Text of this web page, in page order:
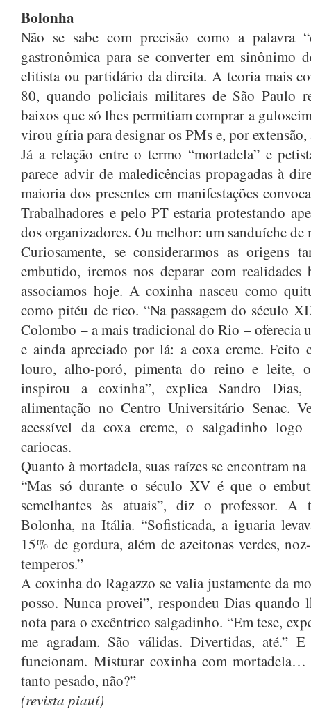
Bolonha
Não se sabe com precisão como a palavra
gastronômica para se converter em sinônimo
elitista ou partidário da direita. A teoria mais
80, quando policiais militares de São Paulo
baixos que só lhes permitiam comprar a
virou gíria para designar os PMs e, por
Já a relação entre o termo “mortadela” e
parece advir de maledicências propagadas à
maioria dos presentes em manifestações
Trabalhadores e pelo PT estaria protestando
dos organizadores. Ou melhor: um sanduíche de
Curiosamente, se considerarmos as origens
embutido, iremos nos deparar com
associamos hoje. A coxinha nasceu como
como pitéu de rico. “Na passagem do século
Colombo – a mais tradicional do Rio – oferecia
e ainda apreciado por lá: a coxa creme. Feito
louro, alho-poró, pimenta do reino e leite, o
inspirou a coxinha”, explica Sandro
alimentação no Centro Universitário Senac.
acessível da coxa creme, o salgadinho logo
cariocas.
Quanto à mortadela, suas raízes se encontram
“Mas só durante o século XV é que o
semelhantes às atuais”, diz o professor. A
Bolonha, na Itália. “Sofisticada, a iguaria
15% de gordura, além de azeitonas verdes,
temperos.”
A coxinha do Ragazzo se valia justamente da
posso. Nunca provei”, respondeu Dias quando
nota para o excêntrico salgadinho. “Em tese,
me agradam. São válidas. Divertidas, até.”
funcionam. Misturar coxinha com mortadela…
tanto pesado, não?”
(revista piauí)